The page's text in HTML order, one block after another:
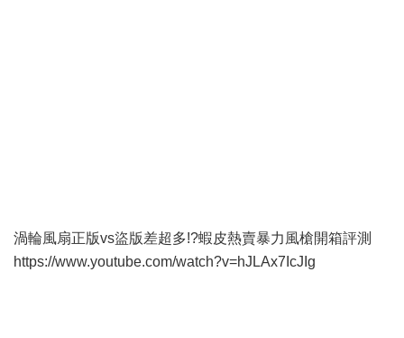
渦輪風扇正版vs盜版差超多!?蝦皮熱賣暴力風槍開箱評測
https://www.youtube.com/watch?v=hJLAx7IcJIg